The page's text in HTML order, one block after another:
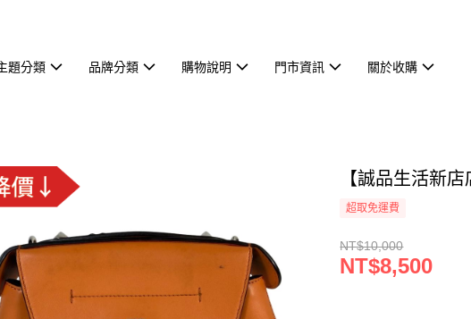
題分類 品牌分類 購物說明 門市資訊 關於收購
【誠品生活新
超取免運費
NT$10,000
NT$8,500